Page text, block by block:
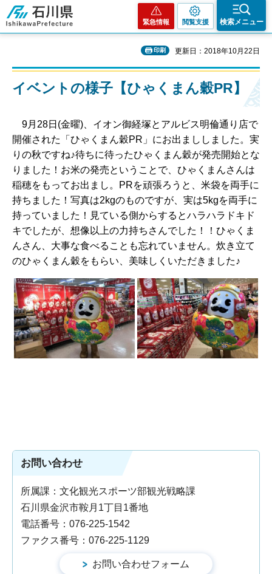
石川県
緊急情報 閲覧支援 検索メニュー
印刷 更新日：2018年10月22日
イベントの様子【ひゃくまん穀PR】
9月28日(金曜)、イオン御経塚とアルビス明倫通り店で
開催された「ひゃくまん穀PR」にお出まししました。実
りの秋ですね♪待ちに待ったひゃくまん穀が発売開始とな
りました！お米の発売ということで、ひゃくまんさんは
稲穂をもってお出まし。PRを頑張ろうと、米袋を両手に
持ちました！写真は2kgのものですが、実は5kgを両手に
持っていました！見ている側からするとハラハラドキド
キでしたが、想像以上の力持ちさんでした！！ひゃくま
んさん、大事な食べることも忘れていません。炊き立て
のひゃくまん穀をもらい、美味しくいただきました♪
お問い合わせ
所属課：文化観光スポーツ部観光戦略課
石川県金沢市鞍月1丁目1番地
電話番号：076-225-1542
ファクス番号：076-225-1129